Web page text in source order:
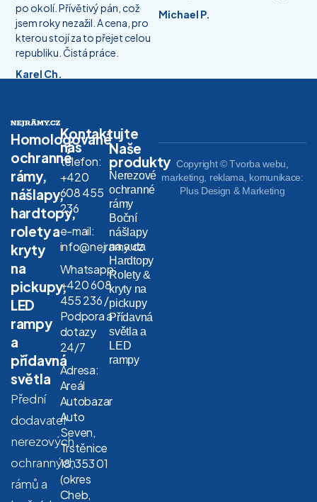
po okolí. Přívětivý pán, což
jsem roky nezažil. A cena, pro
kterou stojí za to přejet celou
republiku. Čistá práce.
Karel Ch.
Michael P.
Homologované
ochranné
rámy,
nášlapy,
hardtopy,
rolety a
kryty
na
pickupy,
LED
rampy
a
přídavná
světla
Přední
dodavatel
nerezových
ochranných
rámů a
Kontaktujte
nás
telefon:
+420
608 455
236
e-mail:
info@nejramy.cz
Whatsapp:
+420 608
455 236 /
Podpora a
dotazy
24/7
Adresa:
Areál
Autobazar
Auto
Seven,
Trstěnice
18, 353 01
(okres
Cheb,
Naše
produkty
Nerezové
ochranné
rámy
Boční
nášlapy
na auta
Hardtopy
Rolety &
kryty na
pickupy
Přídavná
světla a
LED
rampy
Copyright © Tvorba webu,
marketing, reklama, komunikace:
Plus Design & Marketing